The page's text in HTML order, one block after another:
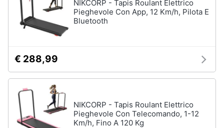
Animali
Libri,
cd
dvd
Vedi
tutti
Fitness
e
palestra
Tapis
roulant
Cronometro
NIKCORP - Tapis Roulant Elettrico
Pieghevole Con App, 12 Km/h, Pilota E
Bluetooth
€ 288,99
NIKCORP - Tapis Roulant Elettrico
Pieghevole Con Telecomando, 1-12
Km/h, Fino A 120 Kg